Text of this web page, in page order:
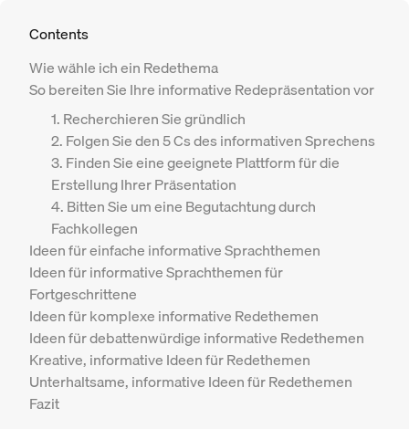
Contents
Wie wähle ich ein Redethema
So bereiten Sie Ihre informative Redepräsentation vor
1. Recherchieren Sie gründlich
2. Folgen Sie den 5 Cs des informativen Sprechens
3. Finden Sie eine geeignete Plattform für die
Erstellung Ihrer Präsentation
4. Bitten Sie um eine Begutachtung durch
Fachkollegen
Ideen für einfache informative Sprachthemen
Ideen für informative Sprachthemen für
Fortgeschrittene
Ideen für komplexe informative Redethemen
Ideen für debattenwürdige informative Redethemen
Kreative, informative Ideen für Redethemen
Unterhaltsame, informative Ideen für Redethemen
Fazit